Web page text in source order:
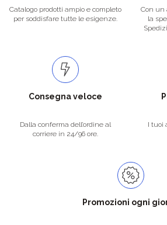
Catalogo prodotti ampio e completo
per soddisfare tutte le esigenze.
Con un
la
Consegna veloce
Dalla conferma dell’ordine al
corriere in 24/96 ore.
I tuoi
Promozioni ogni